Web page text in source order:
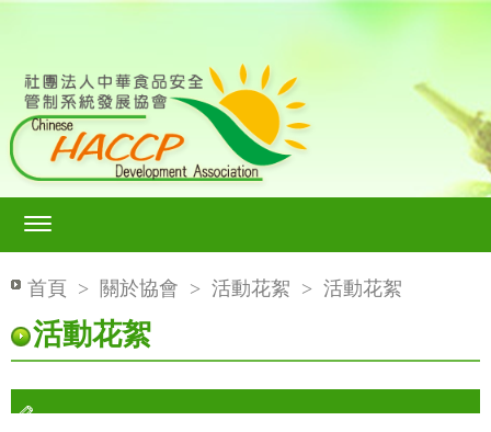
首頁 > 關於協會 > 活動花絮 > 活動花絮
活動花絮